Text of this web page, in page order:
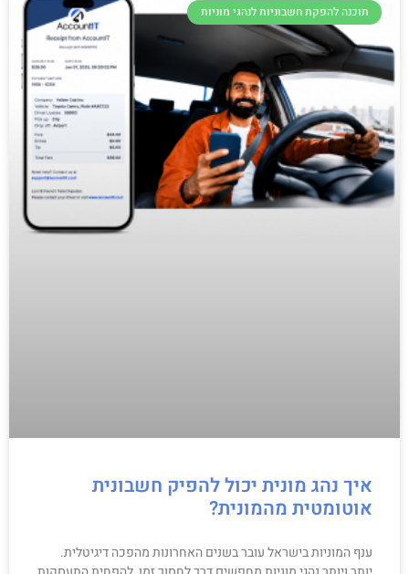
תוכנה להפקת חשבוניות לנהגי מוניות
איך נהג מונית יכול להפיק חשבונית
אוטומטית מהמונית?
ענף המוניות בישראל עובר בשנים האחרונות מהפכה דיגיטלית.